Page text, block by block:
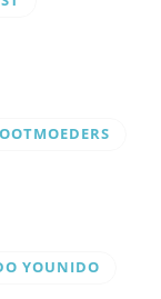
YOUNIDO